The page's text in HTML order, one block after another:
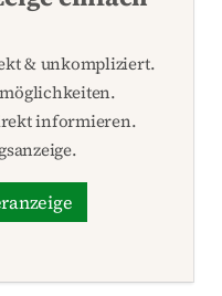
& unkompliziert.
informieren.